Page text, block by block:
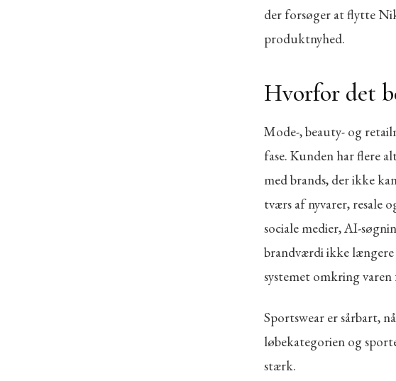
der forsøger at flytte
produktnyhed.
Hvorfor det
Mode-, beauty- og
fase. Kunden har flere
med brands, der ikke
tværs af nyvarer, resale
sociale medier, AI-
brandværdi ikke
systemet omkring
Sportswear er sårbart,
løbekategorien og
stærk.